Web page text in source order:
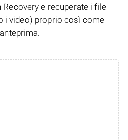
Recovery e recuperate i file
i video) proprio così come